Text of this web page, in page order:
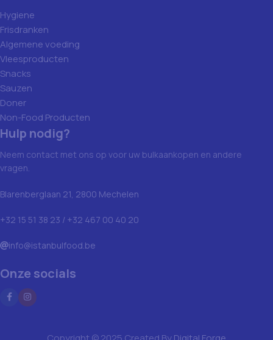
Hygiene
Frisdranken
Algemene voeding
Vleesproducten
Snacks
Sauzen
Doner
Non-Food Producten
Hulp nodig?
Neem contact met ons op voor uw bulkaankopen en andere
vragen.
Blarenberglaan 21, 2800 Mechelen
+32 15 51 38 23 / +32 467 00 40 20
info@istanbulfood.be
Onze socials